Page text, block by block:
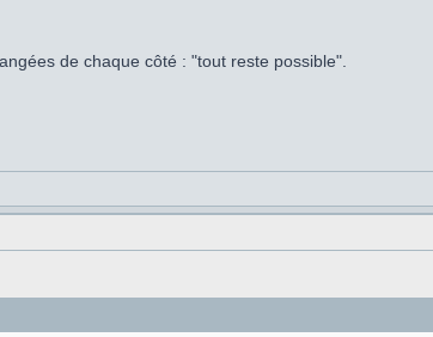
de chaque côté : "tout reste possible".